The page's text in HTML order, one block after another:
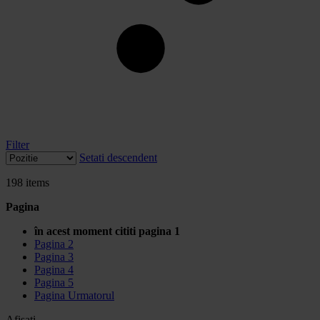
Filter
Setati descendent
198 items
Pagina
în acest moment cititi pagina 1
Pagina 2
Pagina 3
Pagina 4
Pagina 5
Pagina Urmatorul